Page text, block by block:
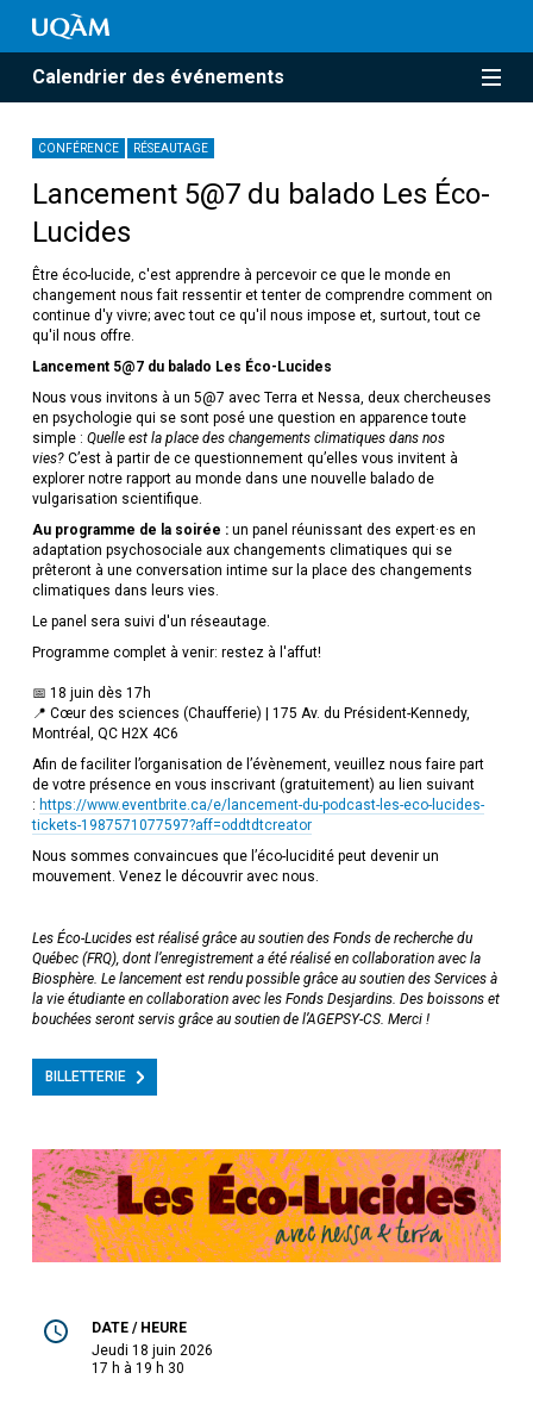
Calendrier des événements
CONFÉRENCE RÉSEAUTAGE
Lancement 5@7 du balado Les Éco-
Lucides
Être éco-lucide, c'est apprendre à percevoir ce que le monde en
changement nous fait ressentir et tenter de comprendre comment on
continue d'y vivre; avec tout ce qu'il nous impose et, surtout, tout ce
qu'il nous offre.
Lancement 5@7 du balado Les Éco-Lucides
Nous vous invitons à un 5@7 avec Terra et Nessa, deux chercheuses
en psychologie qui se sont posé une question en apparence toute
simple : Quelle est la place des changements climatiques dans nos
vies? C’est à partir de ce questionnement qu’elles vous invitent à
explorer notre rapport au monde dans une nouvelle balado de
vulgarisation scientifique.
Au programme de la soirée :un panel réunissant des expert·es en
adaptation psychosociale aux changements climatiques qui se
prêteront à une conversation intime sur la place des changements
climatiques dans leurs vies.
Le panel sera suivi d'un réseautage.
Programme complet à venir: restez à l'affut!
📅 18 juin dès 17h
📍 Cœur des sciences (Chaufferie) | 175 Av. du Président-Kennedy,
Montréal, QC H2X 4C6
Afin de faciliter l’organisation de l’évènement, veuillez nous faire part
de votre présence en vous inscrivant (gratuitement) au lien suivant
: https://www.eventbrite.ca/e/lancement-du-podcast-les-eco-lucides-
tickets-1987571077597?aff=oddtdtcreator
Nous sommes convaincues que l’éco-lucidité peut devenir un
mouvement. Venez le découvrir avec nous.
Les Éco-Lucides est réalisé grâce au soutien des Fonds de recherche du
Québec (FRQ), dont l’enregistrement a été réalisé en collaboration avec la
Biosphère. Le lancement est rendu possible grâce au soutien des Services à
la vie étudiante en collaboration avec les Fonds Desjardins. Des boissons et
bouchées seront servis grâce au soutien de l’AGEPSY-CS. Merci !
BILLETTERIE
DATE / HEURE
jeudi 18 juin 2026
17 h à 19 h 30